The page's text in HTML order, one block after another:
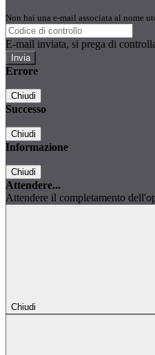
Non hai una e-mail associata al nome
E-mail inviata, si prega di
Errore
Chiudi
Successo
Chiudi
Informazione
Chiudi
Attendere...
Attendere il completamento
Chiudi